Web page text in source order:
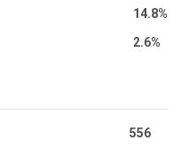
14.8%
2.6%
556